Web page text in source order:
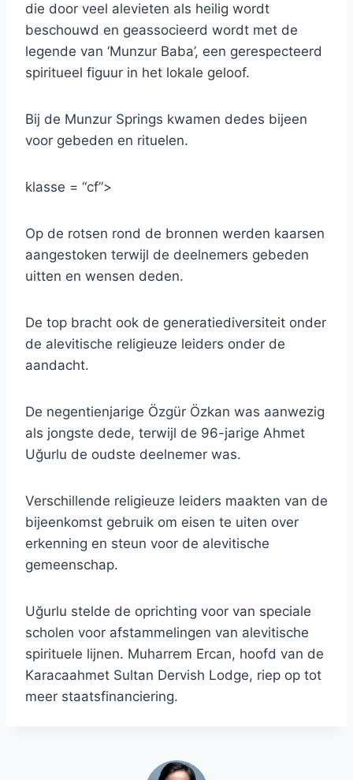
die door veel alevieten als heilig wordt
beschouwd en geassocieerd wordt met de
legende van ‘Munzur Baba’, een gerespecteerd
spiritueel figuur in het lokale geloof.
Bij de Munzur Springs kwamen dedes bijeen
voor gebeden en rituelen.
klasse = “cf”>
Op de rotsen rond de bronnen werden kaarsen
aangestoken terwijl de deelnemers gebeden
uitten en wensen deden.
De top bracht ook de generatiediversiteit onder
de alevitische religieuze leiders onder de
aandacht.
De negentienjarige Özgür Özkan was aanwezig
als jongste dede, terwijl de 96-jarige Ahmet
Uğurlu de oudste deelnemer was.
Verschillende religieuze leiders maakten van de
bijeenkomst gebruik om eisen te uiten over
erkenning en steun voor de alevitische
gemeenschap.
Uğurlu stelde de oprichting voor van speciale
scholen voor afstammelingen van alevitische
spirituele lijnen. Muharrem Ercan, hoofd van de
Karacaahmet Sultan Dervish Lodge, riep op tot
meer staatsfinanciering.